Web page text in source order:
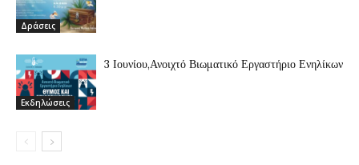
Δράσεις
Εκδηλώσεις
3 Ιουνίου,Ανοιχτό Βιωματικό Εργαστήριο Ενηλίκων